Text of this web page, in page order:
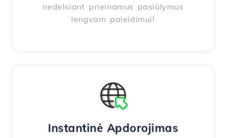
nedelsiant prieinamus pasiūlymus
lengvam paleidimui!
Instantinė Apdorojimas